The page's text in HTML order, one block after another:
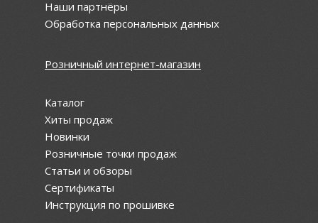
Наши партнёры
Обработка персональных данных
Розничный интернет-магазин
Каталог
Хиты продаж
Новинки
Розничные точки продаж
Статьи и обзоры
Сертификаты
Инструкция по прошивке